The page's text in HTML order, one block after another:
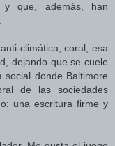
que, además, han
climática, coral; esa
dejando que se cuele
donde Baltimore
de las sociedades
una escritura firme y